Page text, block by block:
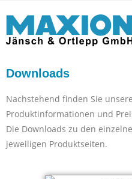
Downloads
Nachstehend finden Sie
Produktinformationen und
Die Downloads zu den
jeweiligen Produktseiten.